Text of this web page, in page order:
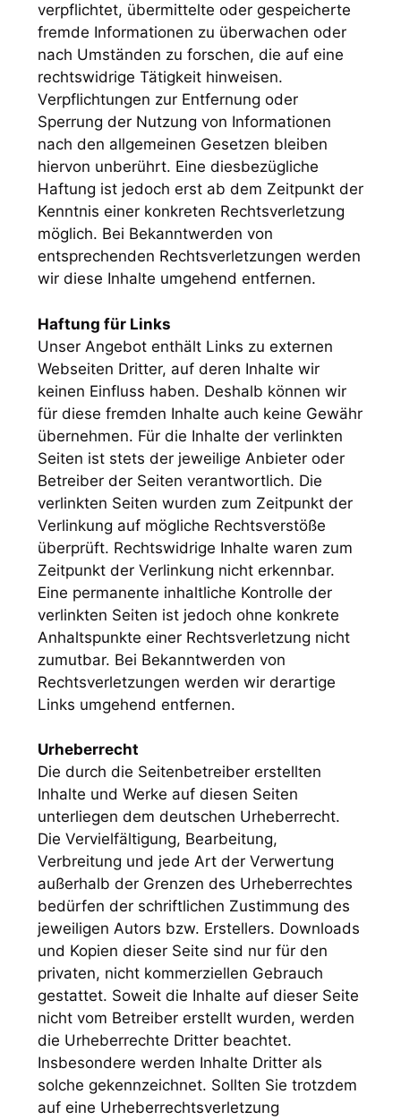
verpflichtet, übermittelte oder gespeicherte
fremde Informationen zu überwachen oder
nach Umständen zu forschen, die auf eine
rechtswidrige Tätigkeit hinweisen.
Verpflichtungen zur Entfernung oder
Sperrung der Nutzung von Informationen
nach den allgemeinen Gesetzen bleiben
hiervon unberührt. Eine diesbezügliche
Haftung ist jedoch erst ab dem Zeitpunkt der
Kenntnis einer konkreten Rechtsverletzung
möglich. Bei Bekanntwerden von
entsprechenden Rechtsverletzungen werden
wir diese Inhalte umgehend entfernen.
Haftung für Links
Unser Angebot enthält Links zu externen
Webseiten Dritter, auf deren Inhalte wir
keinen Einfluss haben. Deshalb können wir
für diese fremden Inhalte auch keine Gewähr
übernehmen. Für die Inhalte der verlinkten
Seiten ist stets der jeweilige Anbieter oder
Betreiber der Seiten verantwortlich. Die
verlinkten Seiten wurden zum Zeitpunkt der
Verlinkung auf mögliche Rechtsverstöße
überprüft. Rechtswidrige Inhalte waren zum
Zeitpunkt der Verlinkung nicht erkennbar.
Eine permanente inhaltliche Kontrolle der
verlinkten Seiten ist jedoch ohne konkrete
Anhaltspunkte einer Rechtsverletzung nicht
zumutbar. Bei Bekanntwerden von
Rechtsverletzungen werden wir derartige
Links umgehend entfernen.
Urheberrecht
Die durch die Seitenbetreiber erstellten
Inhalte und Werke auf diesen Seiten
unterliegen dem deutschen Urheberrecht.
Die Vervielfältigung, Bearbeitung,
Verbreitung und jede Art der Verwertung
außerhalb der Grenzen des Urheberrechtes
bedürfen der schriftlichen Zustimmung des
jeweiligen Autors bzw. Erstellers. Downloads
und Kopien dieser Seite sind nur für den
privaten, nicht kommerziellen Gebrauch
gestattet. Soweit die Inhalte auf dieser Seite
nicht vom Betreiber erstellt wurden, werden
die Urheberrechte Dritter beachtet.
Insbesondere werden Inhalte Dritter als
solche gekennzeichnet. Sollten Sie trotzdem
auf eine Urheberrechtsverletzung